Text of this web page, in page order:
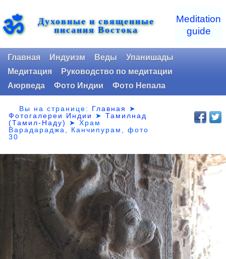
ॐ Духовные и священные
писания Востока
Meditation
guide
Главная Индуизм Веды
Упанишады
Медитация
Руководство по медитации
Аюрведа
Фото Индии Фото Непала
Вы на странице: Главная
➤
Фотогалереи Индии
➤Тамилнад
(Тамил-Наду)
➤Храм
Варадараджа, Канчипурам, фото
30